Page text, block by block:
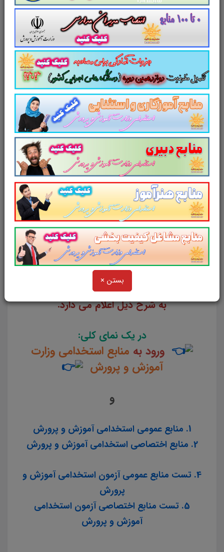
بستن ×
شبکه
تجارت الکترونیک و امنیت شبکه
دانش فنی پایه (شبکه و نرم‌افزار رایانه)
دانش فنی تخصصی (شبکه و نرم‌افزار رایانه)
نکته:این منبع به صورتفشرده شده(زیپ ) می
باشد. لذا برای برای باز شدن در گوشی نیاز به
برنامهwinrarدارد.
برای دانلود و نصبwinrarبر روی آیکونزیرکلیک
کاری از سایت پرتو یادگیری
سایت علمی، آموزشی و فرهنگی پرتو
یادگیری مجموعه منابع آمادگی برای آزمون
استخدامی آموزش و پرورش و سایر آزمون
های استخدامی را برای داوطلبین این آزمون
به شرح ذیل اعلام می دارد.
در یک نمای کلی:
ورود به منابع استخدامی وزارت
آموزش و پرورش
و
1. منابع عمومی استخدامی آموزش و پرورش
2. منابع اختصاصی استخدامی آموزش و پرورش
4. تست منابع عمومی آزمون استخدامی آموزش و
پرورش
5. تست منابع اختصاصی آزمون استخدامی
آموزش و پرورش